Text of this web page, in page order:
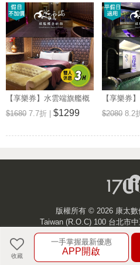
【享樂券】水雲端旗艦概
念旅館-不分平假日，驚豔
雲端休息3H(車庫房型)
$1680 7.7折 | $1299
【享樂券
念旅館-探
息券(車庫
$2080 8.2
收藏
一手掌握最新優惠
APP開啟
版權所有 © 2026 康太數
Taiwan (R.O.C) 100 台北市